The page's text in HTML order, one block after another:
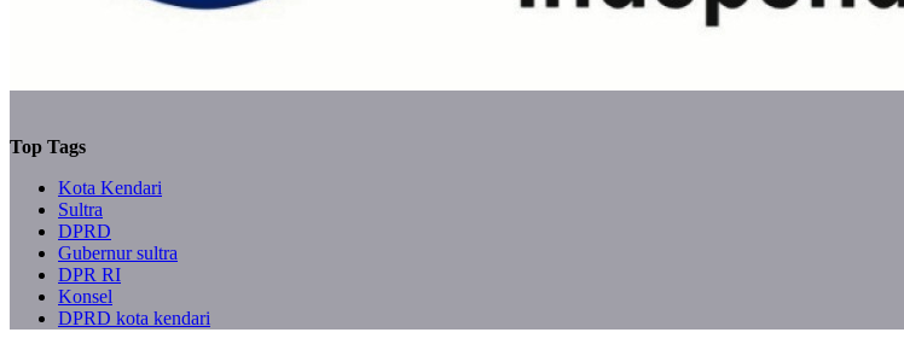
Top Tags
Kota Kendari
Sultra
DPRD
Gubernur sultra
DPR RI
Konsel
DPRD kota kendari